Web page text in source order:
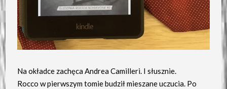
Na okładce zachęca Andrea Camilleri. I słusznie.
Rocco w pierwszym tomie budził mieszane uczucia. Po